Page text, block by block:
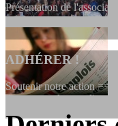
Présentation de
ADHÉRER !
Soutenir notre action
dessous, en le remplissant